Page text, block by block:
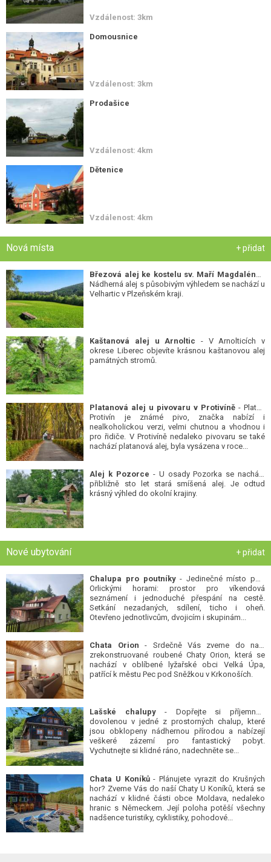
Vzdálenost: 3km
Domousnice
Vzdálenost: 3km
Prodašice
Vzdálenost: 4km
Dětenice
Vzdálenost: 4km
Nová místa + přidat
Nádherná alej s působivým výhledem se nachází u
Velhartic v Plzeňském kraji.
Kaštanová alej u Arnoltic - V Arnolticích v
okrese Liberec objevíte krásnou kaštanovou alej
památných stromů.
Platanová alej u pivovaru v Protivíně - Platan
Protivín je známé pivo, značka nabízí i
nealkoholickou verzi, velmi chutnou a vhodnou i
pro řidiče. V Protivíně nedaleko pivovaru se také
nachází platanová alej, byla vysázena v roce...
Alej k Pozorce - U osady Pozorka se nachází
přibližně sto let stará smíšená alej. Je odtud
krásný výhled do okolní krajiny.
Nové ubytování + přidat
Chalupa pro poutníky- Jedinečné místo pod
Orlickými horami: prostor pro víkendová
seznámení i jednoduché přespání na cestě.
Setkání nezadaných, sdílení, ticho i oheň.
Otevřeno jednotlivcům, dvojicím i skupinám...
Chata Orion - Srdečně Vás zveme do naší
zrekonstruované roubené Chaty Orion, která se
nachází v oblíbené lyžařské obci Velká Úpa,
patřící k městu Pec pod Sněžkou v Krkonoších.
Lašské chalupy- Dopřejte si příjemnou
dovolenou v jedné z prostorných chalup, které
jsou obklopeny nádhernou přírodou a nabízejí
veškeré zázemí pro fantastický pobyt.
Vychutnejte si klidné ráno, nadechněte se...
Chata U Koníků- Plánujete vyrazit do Krušných
hor? Zveme Vás do naší Chaty U Koníků, která se
nachází v klidné části obce Moldava, nedaleko
hranic s Německem. Její poloha potěší všechny
nadšence turistiky, cyklistiky, pohodové...